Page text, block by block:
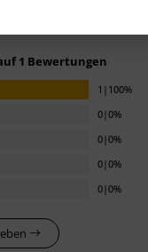
1 Bewertungen
1|100%
0|0%
0|0%
0|0%
0|0%